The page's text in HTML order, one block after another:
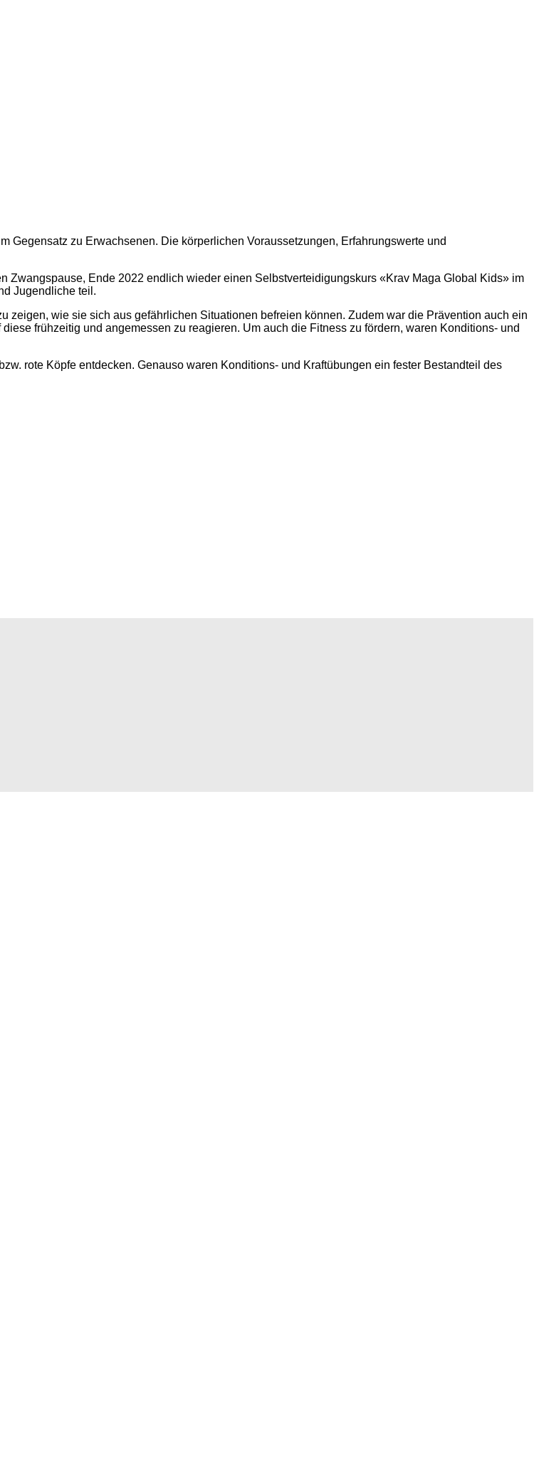
Gegensatz zu Erwachsenen. Die körperlichen Voraussetzungen, Erfahrungswerte und
Ende 2022 endlich wieder einen Selbstverteidigungskurs «Krav Maga Global Kids» im
Jugendliche teil.
zeigen, wie sie sich aus gefährlichen Situationen befreien können. Zudem war die Prävention auch ein
frühzeitig und angemessen zu reagieren. Um auch die Fitness zu fördern, waren Konditions- und
rote Köpfe entdecken. Genauso waren Konditions- und Kraftübungen ein fester Bestandteil des